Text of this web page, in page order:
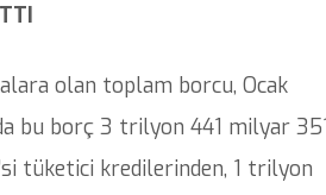
olan toplam borcu, Ocak
bu borç 3 trilyon 441 milyar
tüketici kredilerinden, 1 trilyon